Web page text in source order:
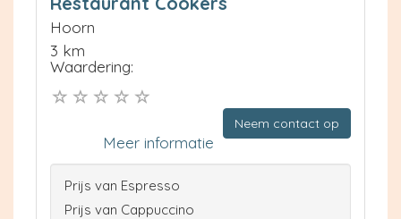
Hoorn
3 km
Waardering:
Neem contact op
Meer informatie
Prijs van Espresso
Prijs van Cappuccino